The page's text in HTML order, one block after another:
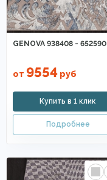
GENOVA 938408 - 652590
от 9554 руб